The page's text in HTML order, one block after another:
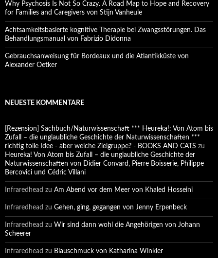
Why Psychosis Is Not So Crazy. A Road Map to Hope and Recovery
for Families and Caregivers von Stijn Vanheule
Achtsamkeitsbasierte kognitive Therapie bei Zwangsstörungen. Das
Behandlungsmanual von Fabrizio Didonna
Gebrauchsanweisung für Bordeaux und die Atlantikküste von
Alexander Oetker
NEUESTE KOMMENTARE
[Rezension] Sachbuch/Naturwissenschaft *** Heureka!: Von Atom bis
Zufall – die unglaubliche Geschichte der Naturwissenschaften ***
richtig tolle Idee - aber welche Zielgruppe? - BOOKS AND CATS zu
Heureka! Von Atom bis Zufall – die unglaubliche Geschichte der
Naturwissenschaften von Didier Convard, Pierre Boisserie, Philippe
Bercovici und Cédric Villani
Infraredhead zu Am Abend vor dem Meer von Khaled Hosseini
Infraredhead zu Gehen, ging, gegangen von Jenny Erpenbeck
Infraredhead zu Wir sind dann wohl die Angehörigen von Johann
Scheerer
Infraredhead zu Blauschmuck von Katharina Winkler